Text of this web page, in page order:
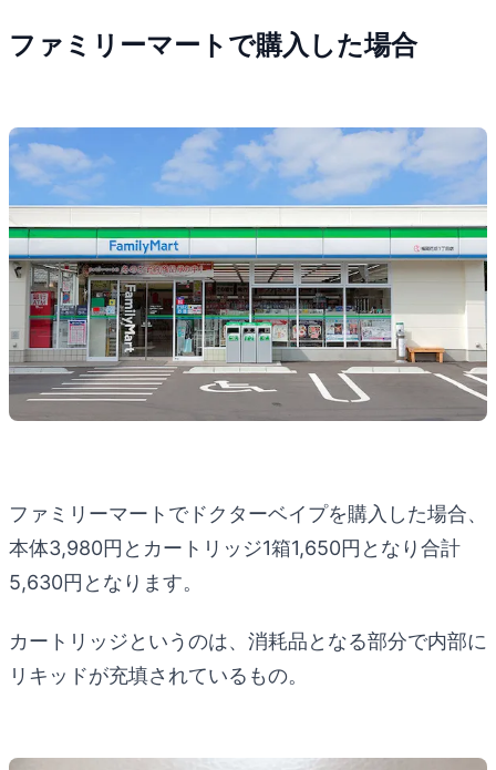
ファミリーマートで購入した場合
ファミリーマートでドクターベイプを購入した場合、
本体3,980円とカートリッジ1箱1,650円となり合計
5,630円となります。
カートリッジというのは、消耗品となる部分で内部に
リキッドが充填されているもの。